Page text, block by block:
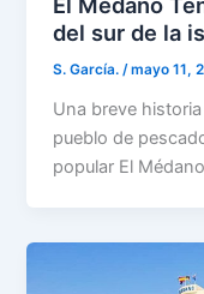
El Médano
del sur de la
S. García./mayo 11,
Una breve
pueblo de
popular El